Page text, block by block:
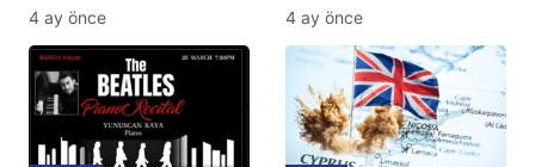
Ulaşımda Yeni
Düzenleme
4 ay önce
ve BBC Player yayında
4 ay önce